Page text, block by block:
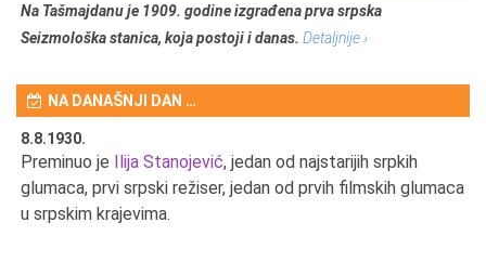
Na Tašmajdanu je 1909. godine izgrađena prva srpska
Seizmološka stanica, koja postoji i danas. Detaljnije ›
NA DANAŠNJI DAN …
8.8.1930.
Preminuo je Ilija Stanojević, jedan od najstarijih srpkih
glumaca, prvi srpski režiser, jedan od prvih filmskih glumaca
u srpskim krajevima.